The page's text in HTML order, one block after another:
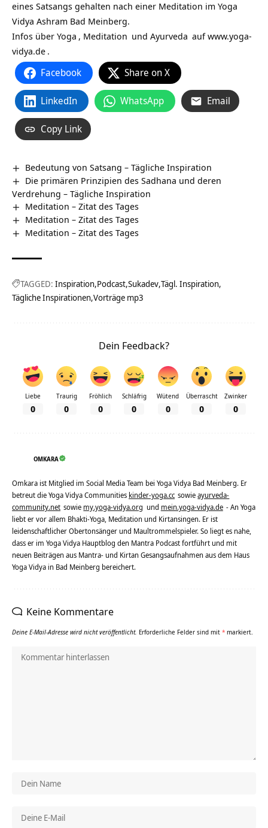
eines Satsangs gehalten nach einer Meditation im Yoga
Vidya Ashram Bad Meinberg.
Infos über Yoga , Meditation und Ayurveda aufwww.yoga-
vidya.de .
Facebook Share on X
LinkedIn WhatsApp Email
Copy Link
Bedeutung von Satsang – Tägliche Inspiration
Die primären Prinzipien des Sadhana und deren
Verdrehung – Tägliche Inspiration
Meditation – Zitat des Tages
Meditation – Zitat des Tages
Meditation – Zitat des Tages
TAGGED: Inspiration Podcast Sukadev Tägl. Inspiration
Tägliche Inspirationen Vorträge mp3
Dein Feedback?
Liebe
0
Traurig
0
Fröhlich
0
Schläfrig
0
Wütend
0
Überrascht
0
Zwinker
0
OMKARA
Omkara ist Mitglied im Social Media Team bei Yoga Vidya Bad Meinberg. Er
betreut die Yoga Vidya Communities kinder-yoga.cc sowieayurveda-
community.net sowie my.yoga-vidya.org und mein.yoga-vidya.de - An Yoga
liebt er vor allem Bhakti-Yoga, Meditation und Kirtansingen. Er ist
leidenschaftlicher Obertonsänger und Maultrommelspieler. So liegt es nahe,
dass er im Yoga Vidya Hauptblog den Mantra Podcast fortführt und mit
neuen Beiträgen aus Mantra- und Kirtan Gesangsaufnahmen aus dem Haus
Yoga Vidya in Bad Meinberg bereichert.
Keine Kommentare
Deine E-Mail-Adresse wird nicht veröffentlicht. Erforderliche Felder sind mit * markiert.